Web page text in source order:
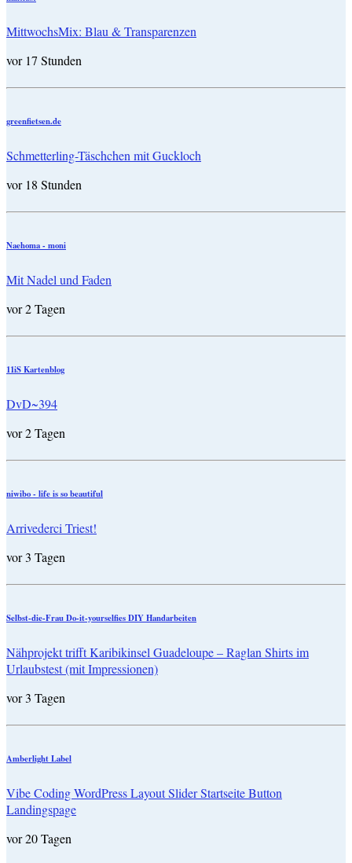
MittwochsMix: Blau & Transparenzen
vor 17 Stunden
greenfietsen.de
Schmetterling-Täschchen mit Guckloch
vor 18 Stunden
Naehoma - moni
Mit Nadel und Faden
vor 2 Tagen
11iS Kartenblog
DvD~394
vor 2 Tagen
niwibo - life is so beautiful
Arrivederci Triest!
vor 3 Tagen
Selbst-die-Frau Do-it-yourselfies DIY Handarbeiten
Nähprojekt trifft Karibikinsel Guadeloupe – Raglan Shirts im
Urlaubstest (mit Impressionen)
vor 3 Tagen
Amberlight Label
Vibe Coding WordPress Layout Slider Startseite Button
Landingspage
vor 20 Tagen